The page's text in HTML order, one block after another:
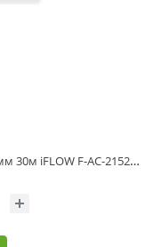
Видеокамера цилиндрическая 5мп 2,8мм 30м iFLOW F-AC-2152M(2.8mm)